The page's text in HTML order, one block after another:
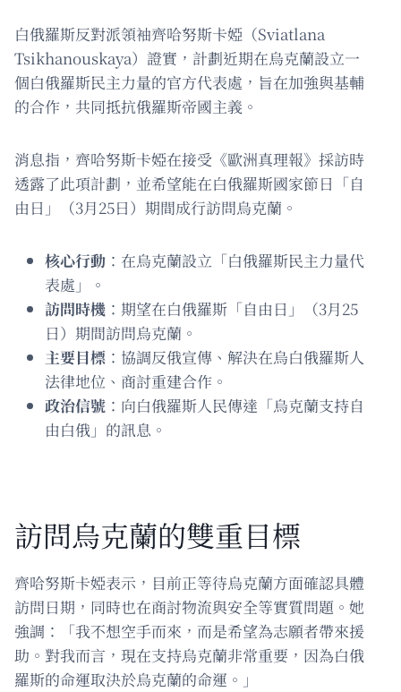
白俄羅斯反對派領袖齊哈努斯卡婭（Sviatlana
Tsikhanouskaya）證實，計劃近期在烏克蘭設立一
個白俄羅斯民主力量的官方代表處，旨在加強與基輔
的合作，共同抵抗俄羅斯帝國主義。
消息指，齊哈努斯卡婭在接受《歐洲真理報》採訪時
透露了此項計劃，並希望能在白俄羅斯國家節日「自
由日」（3月25日）期間成行訪問烏克蘭。
核心行動 ：在烏克蘭設立「白俄羅斯民主力量代
表處」。
訪問時機 ：期望在白俄羅斯「自由日」（3月25
日）期間訪問烏克蘭。
主要目標 ：協調反俄宣傳、解決在烏白俄羅斯人
法律地位、商討重建合作。
政治信號 ：向白俄羅斯人民傳達「烏克蘭支持自
由白俄」的訊息。
訪問烏克蘭的雙重目標
齊哈努斯卡婭表示，目前正等待烏克蘭方面確認具體
訪問日期，同時也在商討物流與安全等實質問題。她
強調：「我不想空手而來，而是希望為志願者帶來援
助。對我而言，現在支持烏克蘭非常重要，因為白俄
羅斯的命運取決於烏克蘭的命運。」